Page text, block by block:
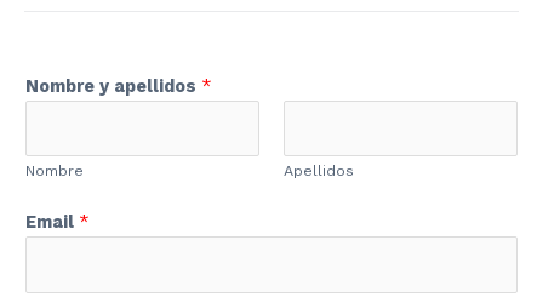
Nombre y apellidos *
Nombre Apellidos
Email *